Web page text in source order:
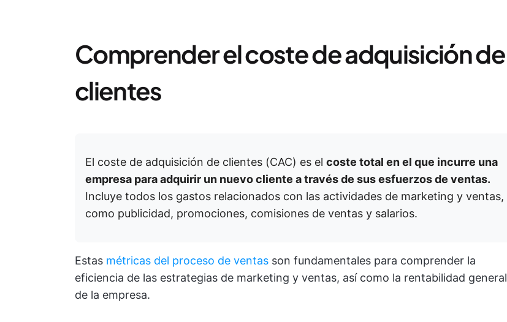
Comprender el coste de adquisición de
clientes
El coste de adquisición de clientes (CAC) es el coste total en el que incurre una
empresa para adquirir un nuevo cliente a través de sus esfuerzos de ventas.
Incluye todos los gastos relacionados con las actividades de marketing y ventas,
como publicidad, promociones, comisiones de ventas y salarios.
Estas métricas del proceso de ventas son fundamentales para comprender la
eficiencia de las estrategias de marketing y ventas, así como la rentabilidad general
de la empresa.